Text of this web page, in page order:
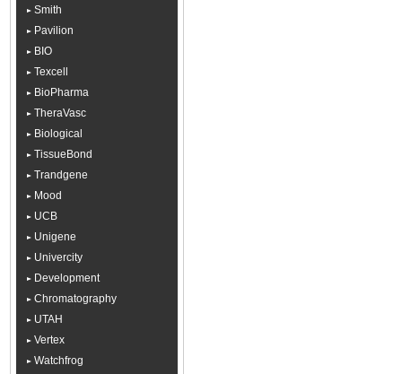
Smith
Pavilion
BIO
Texcell
BioPharma
TheraVasc
Biological
TissueBond
Trandgene
Mood
UCB
Unigene
Univercity
Development
Chromatography
UTAH
Vertex
Watchfrog